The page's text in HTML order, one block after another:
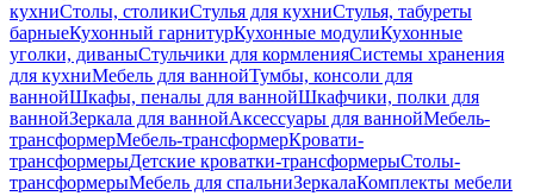
кухниСтолы, столикиСтулья для кухниСтулья, табуреты
барныеКухонный гарнитурКухонные модулиКухонные
уголки, диваныСтульчики для кормленияСистемы хранения
для кухниМебель для ваннойТумбы, консоли для
ваннойШкафы, пеналы для ваннойШкафчики, полки для
ваннойЗеркала для ваннойАксессуары для ваннойМебель-
трансформерМебель-трансформерКровати-
трансформерыДетские кроватки-трансформерыСтолы-
трансформерыМебель для спальниЗеркалаКомплекты мебели